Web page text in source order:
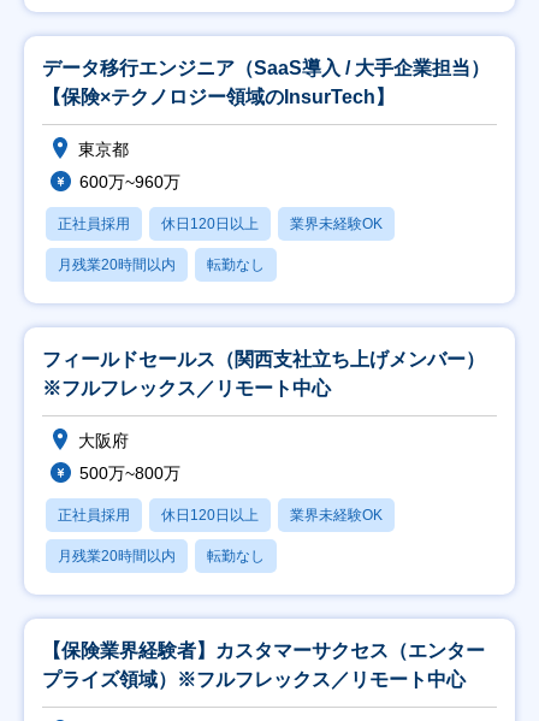
データ移行エンジニア（SaaS導入 / 大手企業担当）
【保険×テクノロジー領域のInsurTech】
東京都
600万~960万
正社員採用 休日120日以上 業界未経験OK
月残業20時間以内 転勤なし
フィールドセールス（関西支社立ち上げメンバー）
※フルフレックス／リモート中心
大阪府
500万~800万
正社員採用 休日120日以上 業界未経験OK
月残業20時間以内 転勤なし
【保険業界経験者】カスタマーサクセス（エンター
プライズ領域）※フルフレックス／リモート中心